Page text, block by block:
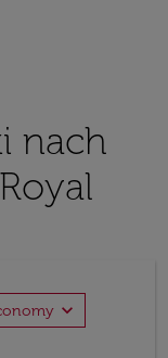
nach
expand_more